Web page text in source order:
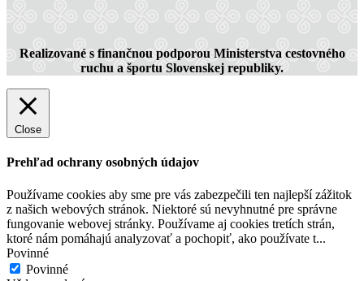
Realizované s finančnou podporou Ministerstva cestovného
ruchu a športu Slovenskej republiky.
Close
Prehľad ochrany osobných údajov
Používame cookies aby sme pre vás zabezpečili ten najlepší zážitok
z našich webových stránok. Niektoré sú nevyhnutné pre správne
fungovanie webovej stránky. Používame aj cookies tretích strán,
ktoré nám pomáhajú analyzovať a pochopiť, ako používate t...
Povinné
Povinné